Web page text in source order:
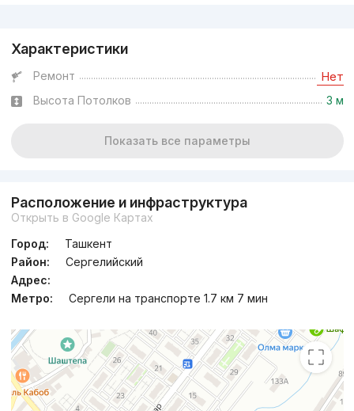
Характеристики
Ремонт Нет
Высота Потолков 3 м
Показать все параметры
Расположение и инфраструктура
Открыть в Google Картах
Город:
Ташкент
Район:
Сергелийский
Адрес:
Метро:
Сергели на транспорте 1.7 км 7 мин